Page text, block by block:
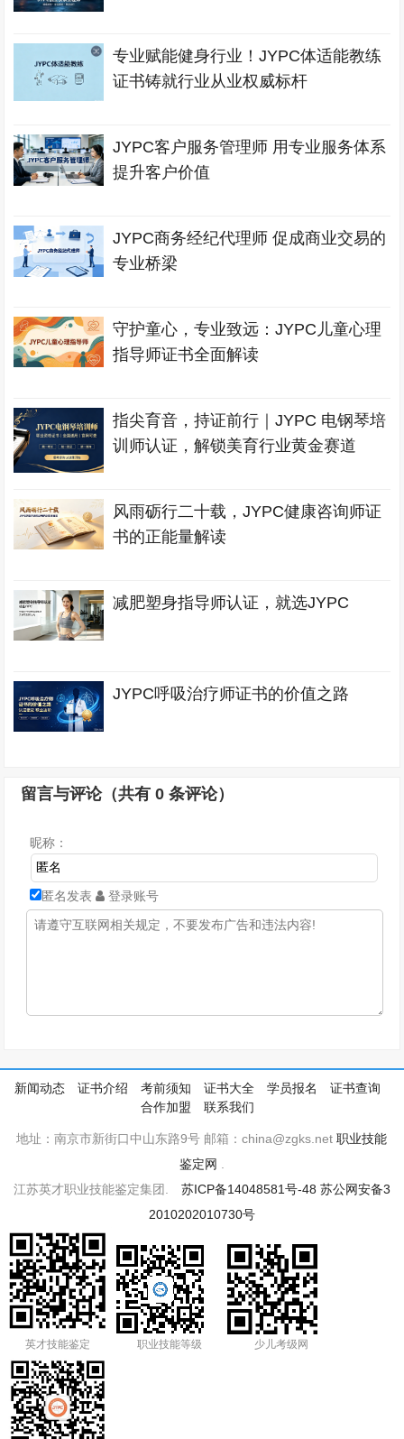
专业赋能健身行业！JYPC体适能教练
证书铸就行业从业权威标杆
JYPC客户服务管理师 用专业服务体系
提升客户价值
JYPC商务经纪代理师 促成商业交易的
专业桥梁
守护童心，专业致远：JYPC儿童心理
指导师证书全面解读
指尖育音，持证前行｜JYPC 电钢琴培
训师认证，解锁美育行业黄金赛道
风雨砺行二十载，JYPC健康咨询师证
书的正能量解读
减肥塑身指导师认证，就选JYPC
JYPC呼吸治疗师证书的价值之路
留言与评论（共有0 条评论）
昵称：
匿名发表 登录账号
新闻动态 证书介绍 考前须知 证书大全 学员报名
证书查询
合作加盟
联系我们
地址：南京市新街口中山东路9号 邮箱：china@zgks.net职业技能
鉴定网
江苏英才职业技能鉴定集团. 苏ICP备14048581号-48 苏公网安备3
2010202010730号
英才技能鉴定 职业技能等级 少儿考级网